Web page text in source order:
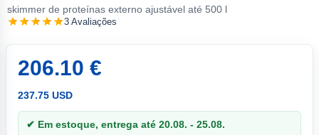
skimmer de proteínas externo ajustável até 500 l
3 Avaliações
206.10 €
237.75 USD
✔ Em estoque, entrega até 20.08. - 25.08.